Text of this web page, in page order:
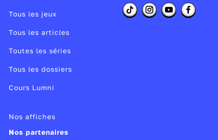
Tous les jeux
Tous les articles
Toutes les séries
Tous les dossiers
Cours Lumni
Nos affiches
Nos partenaires